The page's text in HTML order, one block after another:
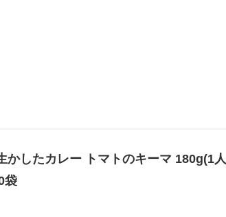
かしたカレー トマトのキーマ 180g(1人
袋